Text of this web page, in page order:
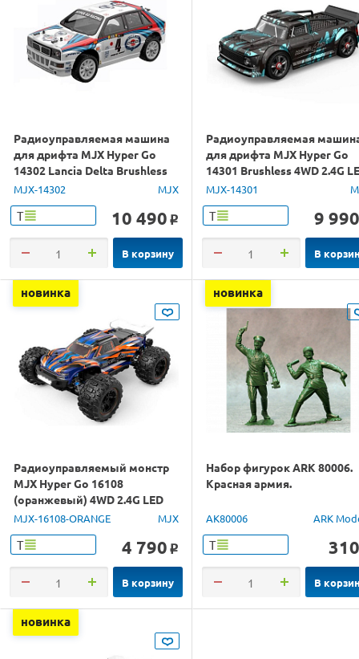
Радиоуправляемая машина
для дрифта MJX Hyper Go
14302 Lancia Delta Brushless
4WD 2.4G LED 1/14 RTR
MJX-14302 MJX
Т 10 490 o
В корзину
Радиоуправляемая
для дрифта MJX Hyper Go
14301 Brushless 4WD 2.4G
1/14 RTR
MJX-14301
Т 9 990
В
новинка
Радиоуправляемый монстр
MJX Hyper Go 16108
(оранжевый) 4WD 2.4G LED
1/16 RTR
MJX-16108-ORANGE MJX
Т 4 790 o
В корзину
новинка
Набор фигурок ARK 80006.
Красная армия.
AK80006 ARK
Т 310
В
новинка